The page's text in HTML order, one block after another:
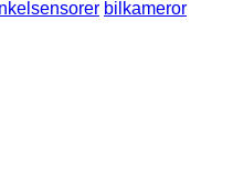
bilkameror